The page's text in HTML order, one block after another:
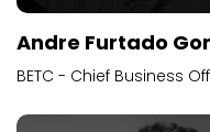
Andre Furtado
BETC - Chief Business